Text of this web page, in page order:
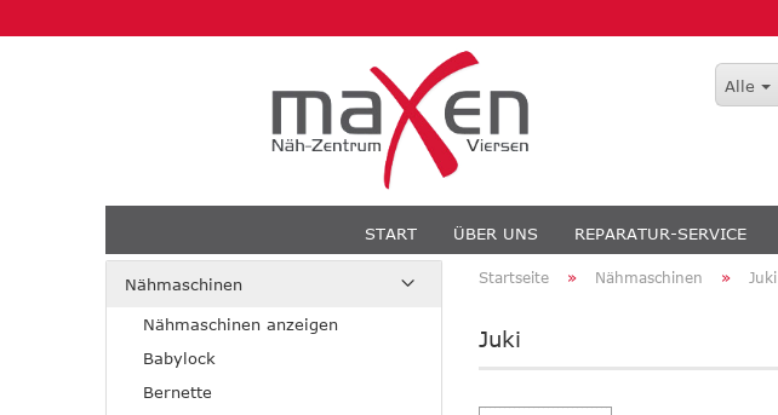
Alle
START ÜBER UNS REPARATUR-SERVICE
Startseite » Nähmaschinen » Juki
Juki
Nähmaschinen
Nähmaschinen anzeigen
Babylock
Bernette